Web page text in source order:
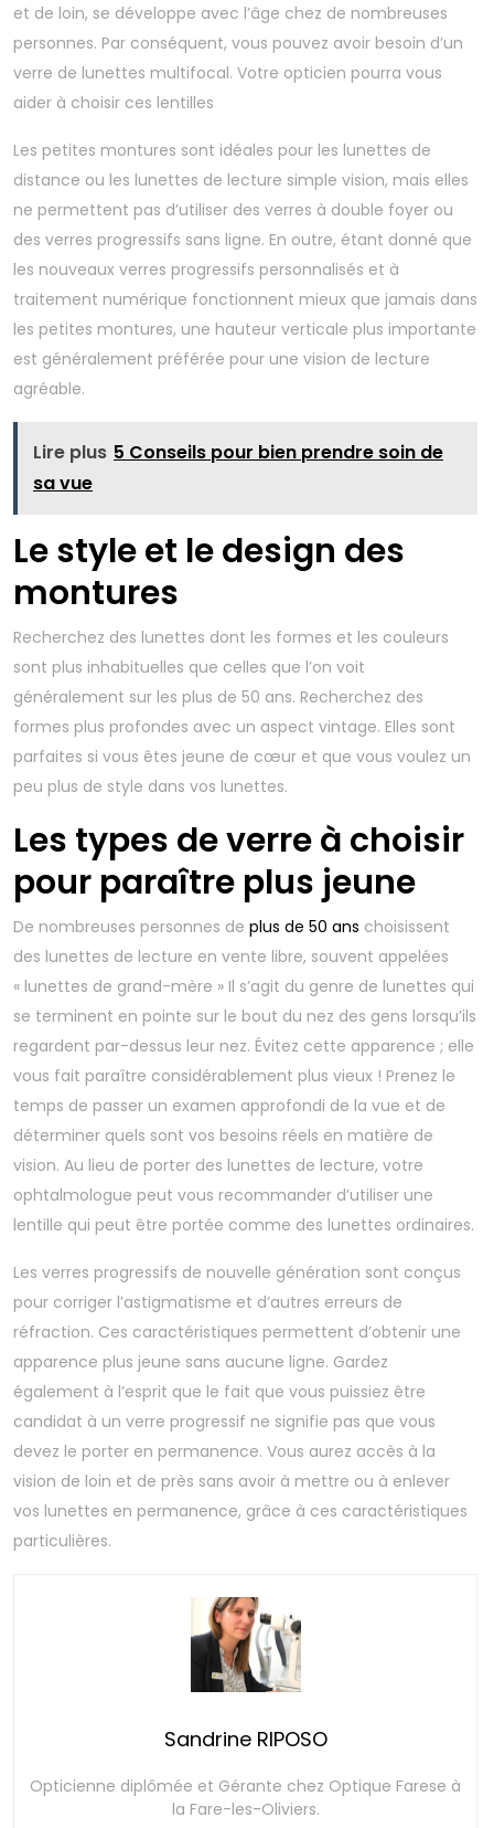
et de loin, se développe avec l’âge chez de nombreuses
personnes. Par conséquent, vous pouvez avoir besoin d’un
verre de lunettes multifocal. Votre opticien pourra vous
aider à choisir ces lentilles
Les petites montures sont idéales pour les lunettes de
distance ou les lunettes de lecture simple vision, mais elles
ne permettent pas d’utiliser des verres à double foyer ou
des verres progressifs sans ligne. En outre, étant donné que
les nouveaux verres progressifs personnalisés et à
traitement numérique fonctionnent mieux que jamais dans
les petites montures, une hauteur verticale plus importante
est généralement préférée pour une vision de lecture
agréable.
Lire plus 5 Conseils pour bien prendre soin de
sa vue
Le style et le design des
montures
Recherchez des lunettes dont les formes et les couleurs
sont plus inhabituelles que celles que l’on voit
généralement sur les plus de 50 ans. Recherchez des
formes plus profondes avec un aspect vintage. Elles sont
parfaites si vous êtes jeune de cœur et que vous voulez un
peu plus de style dans vos lunettes.
Les types de verre à choisir
pour paraître plus jeune
De nombreuses personnes de plus de 50 ans choisissent
des lunettes de lecture en vente libre, souvent appelées
« lunettes de grand-mère » Il s’agit du genre de lunettes qui
se terminent en pointe sur le bout du nez des gens lorsqu’ils
regardent par-dessus leur nez. Évitez cette apparence ; elle
vous fait paraître considérablement plus vieux ! Prenez le
temps de passer un examen approfondi de la vue et de
déterminer quels sont vos besoins réels en matière de
vision. Au lieu de porter des lunettes de lecture, votre
ophtalmologue peut vous recommander d’utiliser une
lentille qui peut être portée comme des lunettes ordinaires.
Les verres progressifs de nouvelle génération sont conçus
pour corriger l’astigmatisme et d’autres erreurs de
réfraction. Ces caractéristiques permettent d’obtenir une
apparence plus jeune sans aucune ligne. Gardez
également à l’esprit que le fait que vous puissiez être
candidat à un verre progressif ne signifie pas que vous
devez le porter en permanence. Vous aurez accès à la
vision de loin et de près sans avoir à mettre ou à enlever
vos lunettes en permanence, grâce à ces caractéristiques
particulières.
Sandrine RIPOSO
Opticienne diplômée et Gérante chez Optique Farese à
la Fare-les-Oliviers.